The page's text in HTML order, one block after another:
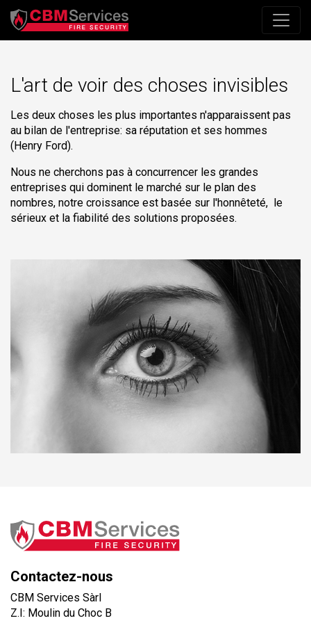
L'art de voir des choses invisibles
Les deux choses les plus importantes n'apparaissent pas
au bilan de l'entreprise: sa réputation et ses hommes
(Henry Ford).
Nous ne cherchons pas à concurrencer les grandes
entreprises qui dominent le marché sur le plan des
nombres, notre croissance est basée sur l'honnêteté, le
sérieux et la fiabilité des solutions proposées.
Contactez-nous
CBM Services Sàrl
Z.I: Moulin du Choc B